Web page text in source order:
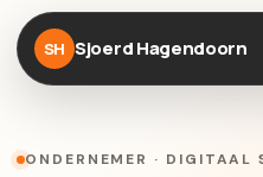
SH Sjoerd Hagendoorn
ONDERNEMER · DIGITAAL